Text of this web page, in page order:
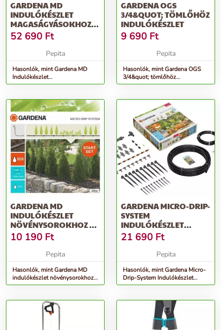
GARDENA MD
INDULÓKÉSZLET
MAGASÁGYÁSOKHOZ,
AUTOMATIC
52 690 Ft
Pepita
Hasonlók, mint Gardena MD
Indulókészlet
magaságyásokhoz, automatic
GARDENA OGS
3/4&QUOT; TÖMLŐHÖZ
INDULÓKÉSZLET
9 690 Ft
Pepita
Hasonlók, mint Gardena OGS
3/4&quot; tömlőhöz
indulókészlet
GARDENA MD
INDULÓKÉSZLET
NÖVÉNYSOROKHOZ S
4,6 MM (3/16&#039;)
10 190 Ft
Pepita
Hasonlók, mint Gardena MD
indulókészlet növénysorokhoz
S 4,6 mm (3/16&#039;)
GARDENA MICRO-DRIP-
SYSTEM
INDULÓKÉSZLET
CSEREPES
NÖVÉNYEKHEZ M
21 690 Ft
Pepita
Hasonlók, mint Gardena Micro-
Drip-System Indulókészlet
cserepes növényekhez M